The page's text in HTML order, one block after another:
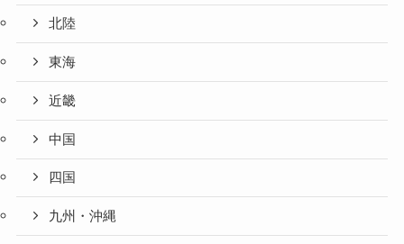
北陸
東海
近畿
中国
四国
九州・沖縄